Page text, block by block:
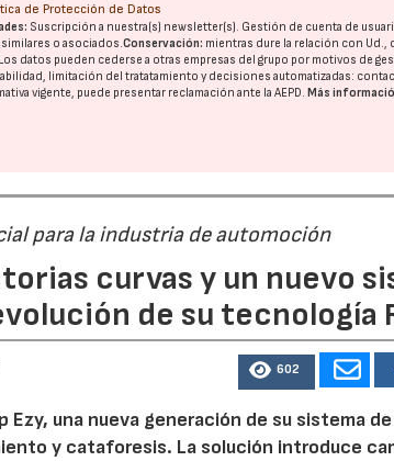
de Protección de Datos
Suscripción a nuestra(s) newsletter(s). Gestión de cuenta de
o asociados.Conservación: mientras dure la relación con Ud.,
Los datos pueden cederse a otras empresas del grupo por motivos de
limitación del tratatamiento y decisiones automatizadas:
vigente, puede presentar reclamación ante laAEPD. Más
para la industria de automoción
curvas y un nuevo
de su tecnología
602
Ezy, una nueva generación de su sistema
y cataforesis. La solución introduce